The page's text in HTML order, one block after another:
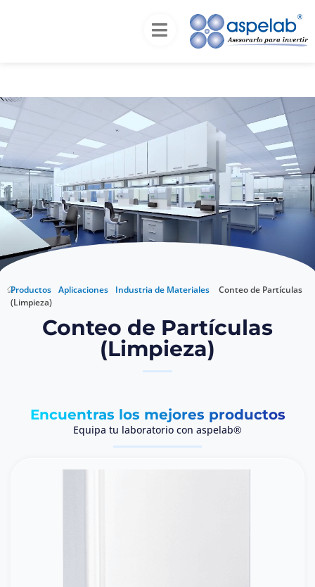
Industria de
Conteo de Partículas (Limpieza)
Conteo de Partículas
(Limpieza)
Productos Aplicaciones Industria de Materiales
Conteo de Partículas
(Limpieza)
Conteo de Partículas
(Limpieza)
Encuentras los mejores productos
Equipa tu laboratorio con aspelab®